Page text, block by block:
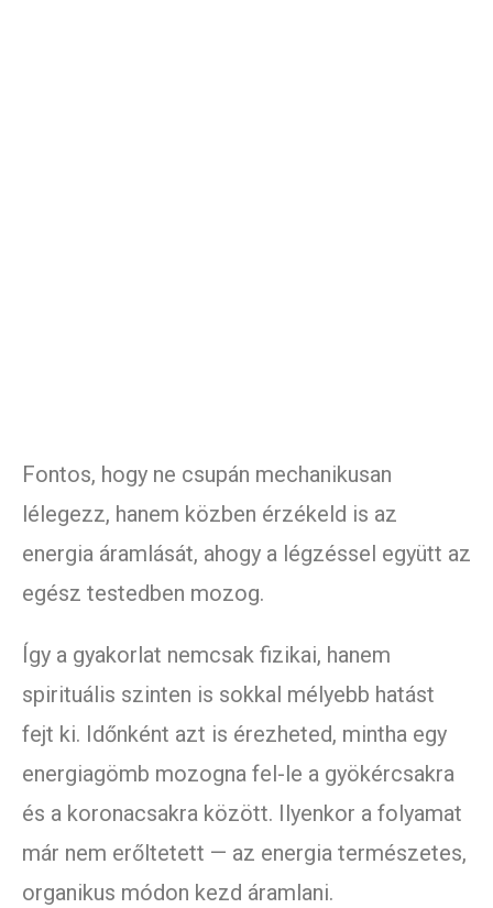
Fontos, hogy ne csupán mechanikusan
lélegezz, hanem közben érzékeld is az
energia áramlását, ahogy a légzéssel együtt az
egész testedben mozog.
Így a gyakorlat nemcsak fizikai, hanem
spirituális szinten is sokkal mélyebb hatást
fejt ki. Időnként azt is érezheted, mintha egy
energiagömb mozogna fel-le a gyökércsakra
és a koronacsakra között. Ilyenkor a folyamat
már nem erőltetett — az energia természetes,
organikus módon kezd áramlani.